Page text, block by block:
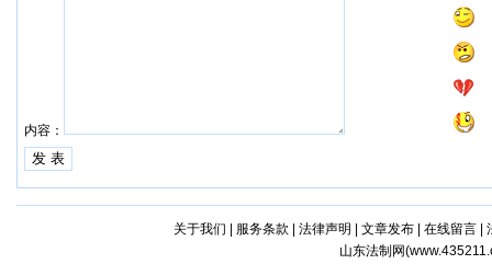
内容：
关于我们 服务条款 法律声明 文章发布| 在线留言|
山东法制网(